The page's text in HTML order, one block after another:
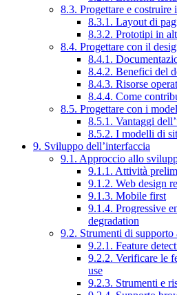
8.3. Progettare e costruire
8.3.1. Layout di
8.3.2. Prototipi in
8.4. Progettare con il
8.4.1.
8.4.2. Benefici del
8.4.3. Risorse
8.4.4. Come
8.5. Progettare con i
8.5.1. Vantaggi
8.5.2. I modelli di
9. Sviluppo dell’interfaccia
9.1. Approccio allo
9.1.1. Attività
9.1.2. Web design
9.1.3. Mobile first
9.1.4. Progressive
degradation
9.2. Strumenti di
9.2.1. Feature
9.2.2. Verificare le
use
9.2.3. Strumenti e